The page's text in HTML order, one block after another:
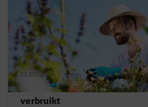
11/05/2026 1 min. | Suzanne M.
Een tuin die minder
verbruikt